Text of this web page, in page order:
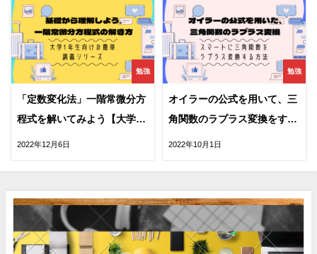
勉強
「定数変化法」一階常微分方
程式を解いてみよう【大学数
学の基礎】
2022年12月6日
勉強
オイラーの公式を用いて、三
角関数のラプラス変換をする
方法【大学数学の基礎】
2022年10月1日